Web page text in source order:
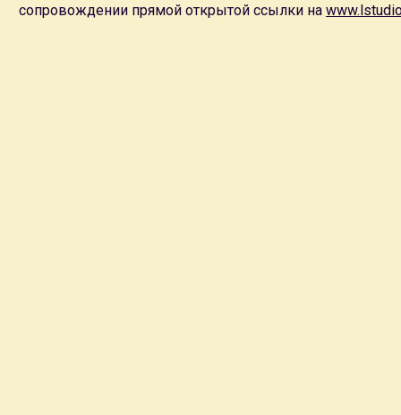
сопровождении прямой открытой ссылки на